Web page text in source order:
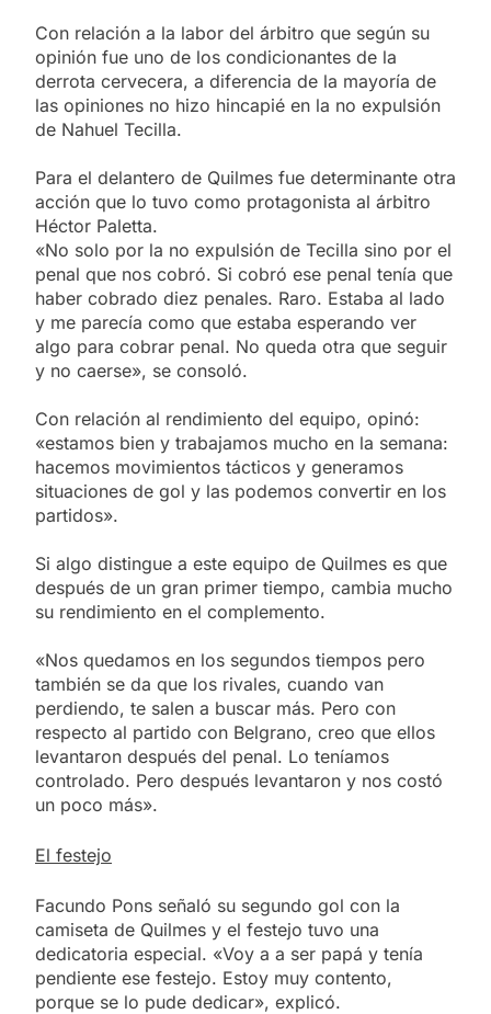
Con relación a la labor del árbitro que según su
opinión fue uno de los condicionantes de la
derrota cervecera, a diferencia de la mayoría de
las opiniones no hizo hincapié en la no expulsión
de Nahuel Tecilla.
Para el delantero de Quilmes fue determinante otra
acción que lo tuvo como protagonista al árbitro
Héctor Paletta.
«No solo por la no expulsión de Tecilla sino por el
penal que nos cobró. Si cobró ese penal tenía que
haber cobrado diez penales. Raro. Estaba al lado
y me parecía como que estaba esperando ver
algo para cobrar penal. No queda otra que seguir
y no caerse», se consoló.
Con relación al rendimiento del equipo, opinó:
«estamos bien y trabajamos mucho en la semana:
hacemos movimientos tácticos y generamos
situaciones de gol y las podemos convertir en los
partidos».
Si algo distingue a este equipo de Quilmes es que
después de un gran primer tiempo, cambia mucho
su rendimiento en el complemento.
«Nos quedamos en los segundos tiempos pero
también se da que los rivales, cuando van
perdiendo, te salen a buscar más. Pero con
respecto al partido con Belgrano, creo que ellos
levantaron después del penal. Lo teníamos
controlado. Pero después levantaron y nos costó
un poco más».
El festejo
Facundo Pons señaló su segundo gol con la
camiseta de Quilmes y el festejo tuvo una
dedicatoria especial. «Voy a a ser papá y tenía
pendiente ese festejo. Estoy muy contento,
porque se lo pude dedicar», explicó.